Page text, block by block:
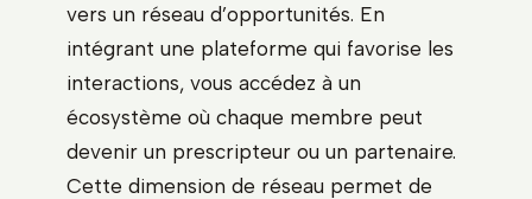
vers un réseau d’opportunités. En
intégrant une plateforme qui favorise les
interactions, vous accédez à un
écosystème où chaque membre peut
devenir un prescripteur ou un partenaire.
Cette dimension de réseau permet de